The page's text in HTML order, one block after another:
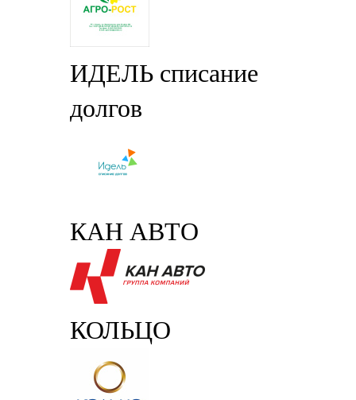
ИДЕЛЬ списание
долгов
КАН АВТО
КОЛЬЦО